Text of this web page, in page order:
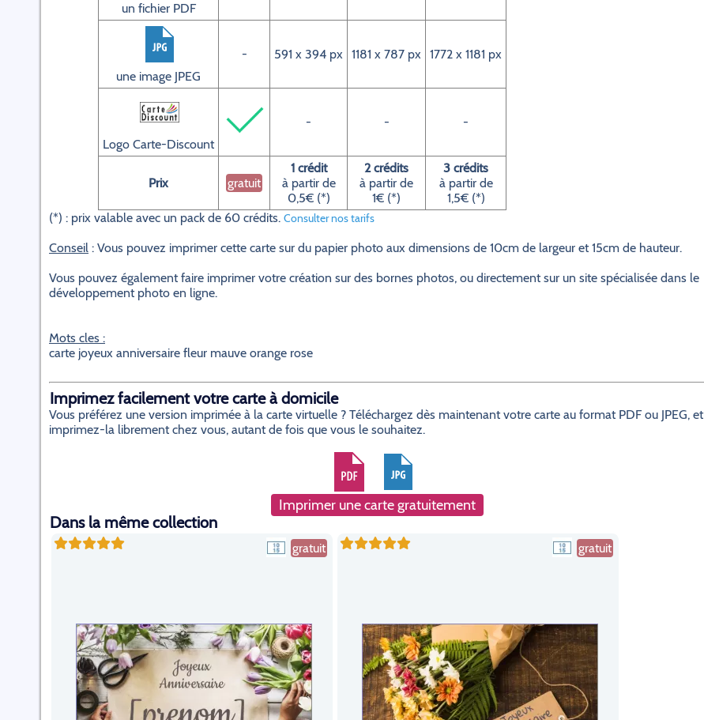
un fichier PDF
une image JPEG
- 591 x 394 px 1181 x 787 px 1772 x 1181 px
Logo Carte-Discount
- - -
Prix gratuit
1 crédit
à partir de
0,5€ (*)
2 crédits
à partir de
1€ (*)
3 crédits
à partir de
1,5€ (*)
(*) : prix valable avec un pack de 60 crédits. Consulter nos tarifs
Conseil : Vous pouvez imprimer cette carte sur du papier photo aux dimensions de 10cm de largeur et 15cm de hauteur.
Vous pouvez également faire imprimer votre création sur des bornes photos, ou directement sur un site spécialisée dans le
développement photo en ligne.
Mots cles :
carte joyeux anniversaire fleur mauve orange rose
Imprimez facilement votre carte à domicile
Vous préférez une version imprimée à la carte virtuelle ? Téléchargez dès maintenant votre carte au format PDF ou JPEG, et
imprimez-la librement chez vous, autant de fois que vous le souhaitez.
Imprimer une carte gratuitement
Dans la même collection
gratuit gratuit